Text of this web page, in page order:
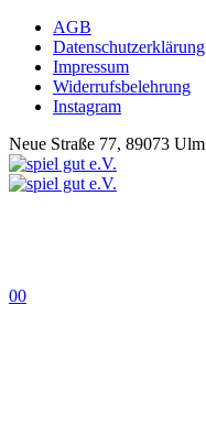
AGB
Datenschutzerklärung
Impressum
Widerrufsbelehrung
Instagram
Neue Straße 77, 89073 Ulm
00